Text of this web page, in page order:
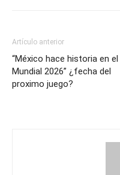
Artículo anterior
“México hace historia en el
Mundial 2026” ¿fecha del
proximo juego?